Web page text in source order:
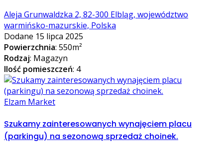
Aleja Grunwaldzka 2, 82-300 Elbląg, województwo
warmińsko-mazurskie, Polska
Dodane 15 lipca 2025
Powierzchnia: 550m²
Rodzaj: Magazyn
Ilość pomieszczeń: 4
Elzam Market
Szukamy zainteresowanych wynajęciem placu
(parkingu) na sezonową sprzedaż choinek.